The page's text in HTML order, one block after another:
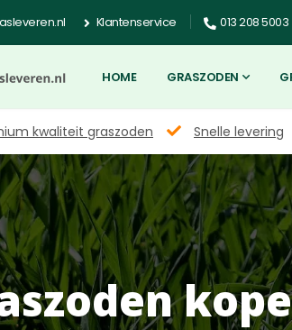
Klantenservice 013 208 5003
HOME GRASZODEN
kwaliteit graszoden Snelle levering